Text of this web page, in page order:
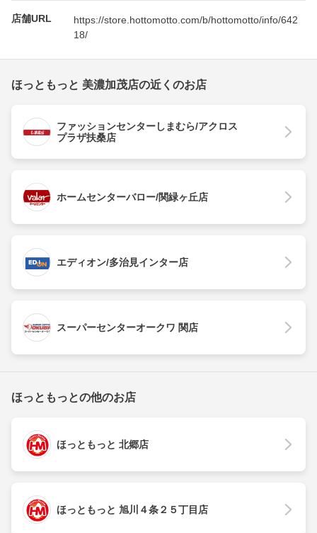
店舗URL
https://store.hottomotto.com/b/hottomotto/info/642
18/
ほっともっと 美濃加茂店の近くのお店
ファッションセンターしまむら/アクロス
プラザ扶桑店
ホームセンターバロー/関緑ヶ丘店
エディオン/多治見インター店
スーパーセンターオークワ 関店
ほっともっとの他のお店
ほっともっと 北郷店
ほっともっと 旭川４条２５丁目店